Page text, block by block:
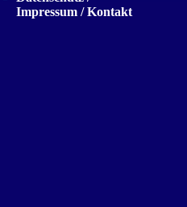
Impressum / Kontakt